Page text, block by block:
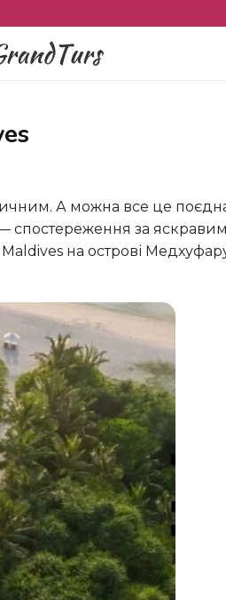
спостереження за
на острові